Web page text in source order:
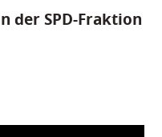
der SPD-Fraktion